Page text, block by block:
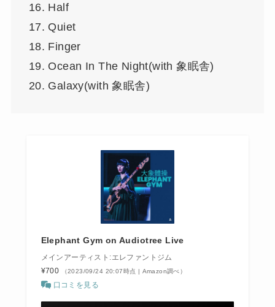
16. Half
17. Quiet
18. Finger
19. Ocean In The Night(with 象眠舎)
20. Galaxy(with 象眠舎)
Elephant Gym on Audiotree Live
メインアーティスト:エレファントジム
¥700
（2023/09/24 20:07時点 | Amazon調べ）
口コミを見る